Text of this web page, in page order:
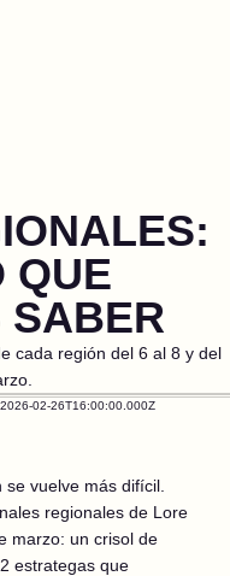
QUE
SABER
cada región del 6 al 8 y del
2026-02-26T16:00:00.000Z
vuelve más difícil.
regionales de Lore
marzo: un crisol de
estrategas que